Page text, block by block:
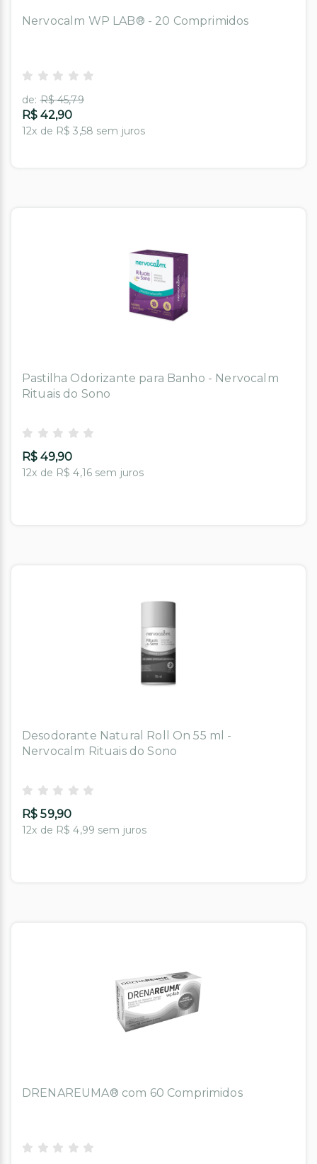
Nervocalm WP LAB® - 20 Comprimidos
de:R$ 45,79
R$ 42,90
12x de R$ 3,58 sem juros
Pastilha Odorizante para Banho - Nervocalm
Rituais do Sono
R$ 49,90
12x de R$ 4,16 sem juros
Desodorante Natural Roll On 55 ml -
Nervocalm Rituais do Sono
R$ 59,90
12x de R$ 4,99 sem juros
DRENAREUMA® com 60 Comprimidos